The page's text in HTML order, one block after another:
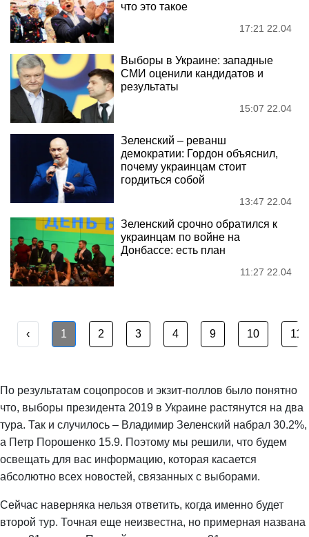
что это такое
17:21 22.04
Выборы в Украине: западные
СМИ оценили кандидатов и
результаты
15:07 22.04
Зеленский – реванш
демократии: Гордон объяснил,
почему украинцам стоит
гордиться собой
13:47 22.04
Зеленский срочно обратился к
украинцам по войне на
Донбассе: есть план
11:27 22.04
‹ 1 2 3 4 9 10 11
По результатам соцопросов и экзит-поллов было понятно
что, выборы президента 2019 в Украине растянутся на два
тура. Так и случилось – Владимир Зеленский набрал 30.2%,
а Петр Порошенко 15.9. Поэтому мы решили, что будем
освещать для вас информацию, которая касается
абсолютно всех новостей, связанных с выборами.
Сейчас наверняка нельзя ответить, когда именно будет
второй тур. Точная еще неизвестна, но примерная названа